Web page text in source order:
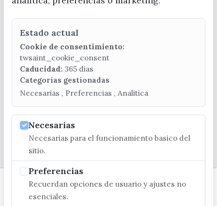
CONTACTA CON LA OFICINA DE TURISMO
(+34) 952 541 104
turismo@velezmalaga.es
C/ Poniente, 2. CP 29740 - Torre del Mar
Estado actual
Cookie de consentimiento:
twsaint_cookie_consent
Caducidad: 365 dias
Categorias gestionadas
Necesarias , Preferencias , Analitica
Necesarias
Necesarias para el funcionamiento basico del
sitio.
Preferencias
Recuerdan opciones de usuario y ajustes no
esenciales.